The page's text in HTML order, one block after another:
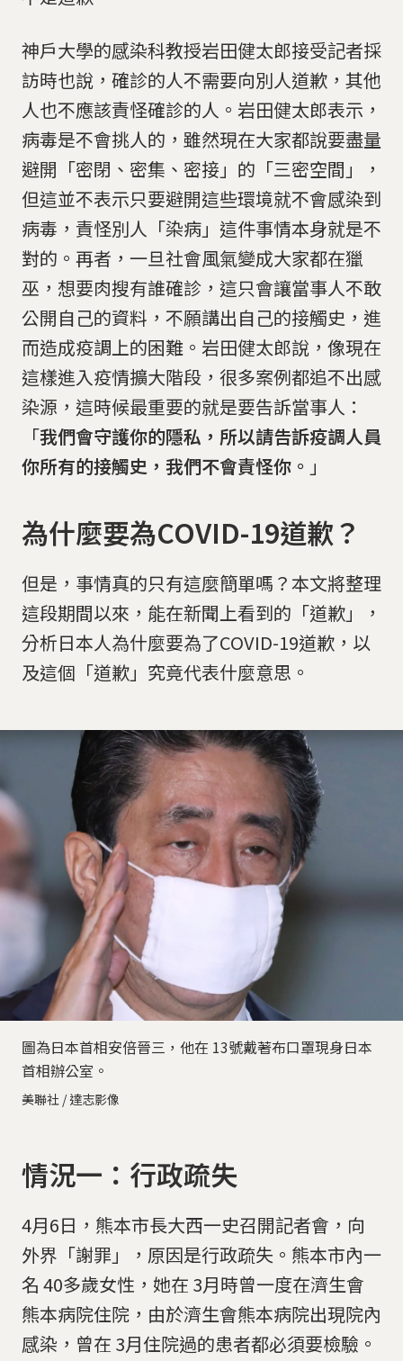
神戶大學的感染科教授岩田健太郎接受記者採
訪時也說，確診的人不需要向別人道歉，其他
人也不應該責怪確診的人。岩田健太郎表示，
病毒是不會挑人的，雖然現在大家都說要盡量
避開「密閉、密集、密接」的「三密空間」，
但這並不表示只要避開這些環境就不會感染到
病毒，責怪別人「染病」這件事情本身就是不
對的。再者，一旦社會風氣變成大家都在獵
巫，想要肉搜有誰確診，這只會讓當事人不敢
公開自己的資料，不願講出自己的接觸史，進
而造成疫調上的困難。岩田健太郎說，像現在
這樣進入疫情擴大階段，很多案例都追不出感
染源，這時候最重要的就是要告訴當事人：
「我們會守護你的隱私，所以請告訴疫調人員
你所有的接觸史，我們不會責怪你。 」
為什麼要為COVID-19道歉？
但是，事情真的只有這麼簡單嗎？本文將整理
這段期間以來，能在新聞上看到的「道歉」，
分析日本人為什麼要為了COVID-19道歉，以
及這個「道歉」究竟代表什麼意思。
圖為日本首相安倍晉三，他在 13號戴著布口罩現身日本
首相辦公室。
美聯社 / 達志影像
情況一：行政疏失
4月6日，熊本市長大西一史召開記者會，向
外界「謝罪」，原因是行政疏失。熊本市內一
名 40多歲女性，她在 3月時曾一度在濟生會
熊本病院住院，由於濟生會熊本病院出現院內
感染，曾在 3月住院過的患者都必須要檢驗。